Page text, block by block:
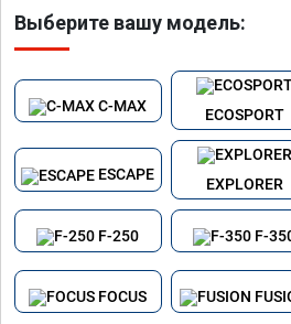
Выберите вашу модель:
C-MAX
ECOSPORT
ESCAPE
EXPLORER
F-250 F-
FOCUS